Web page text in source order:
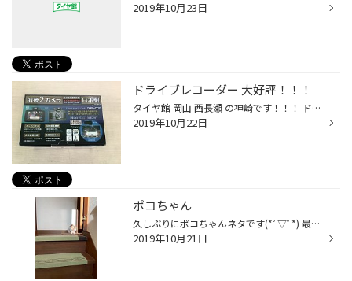
2019年10月23日
ドライブレコーダー 大好評！！！
タイヤ館 岡山 西長瀬 の神崎です！！！ ドライブレコーダー 大好評です！！！ 今回は WATEX の DVR−C02 です！ 作業風景 土井スタッフがお取り付けしています！ オススメは 前後カメラ です！！！ お買い求めはお早めに！
2019年10月22日
ポコちゃん
久しぶりにポコちゃんネタです(*ﾟ▽ﾟ*) 最近冷え込むようになり日向に当たるのですが 絶妙なところで日向ぼっこしてて思わずパシャリd(￣ ￣) 気持ち良さそうに寝てます笑 毛も生え変わりでボサボサですが、可愛いですねʕ•ᴥ•ʔ
2019年10月21日